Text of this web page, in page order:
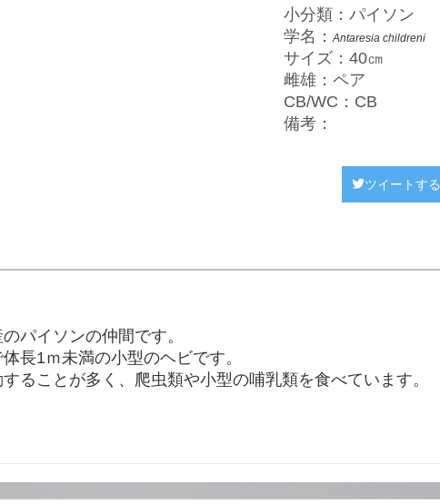
小分類：パイソン
学名：Antaresia childreni
サイズ：40㎝
雌雄：ペア
CB/WC：CB
備考：
ツイートする
パイソンの仲間です。
長1ｍ未満の小型のヘビです。
ることが多く、爬虫類や小型の哺乳類を食べています。